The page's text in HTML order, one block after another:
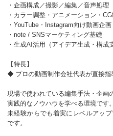
・企画構成／撮影／編集／音声処理
・カラー調整・アニメーション・
・YouTube・Instagram向け動画企
・note / SNSマーケティング基礎
・生成AI活用（アイデア生成・構成
【特長】
◆ プロの動画制作会社代表が直接指
現場で使われている編集手法・企画
実践的なノウハウを学べる環境です。
未経験からでも着実にレベルアッ
です。